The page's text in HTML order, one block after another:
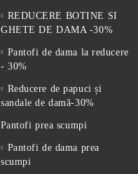
REDUCERE BOTINE SI
GHETE DE DAMA -30%
Pantofi de dama la reducere
- 30%
Reducere de papuci și
sandale de damă-30%
Pantofi prea scumpi
Pantofi de dama prea
scumpi